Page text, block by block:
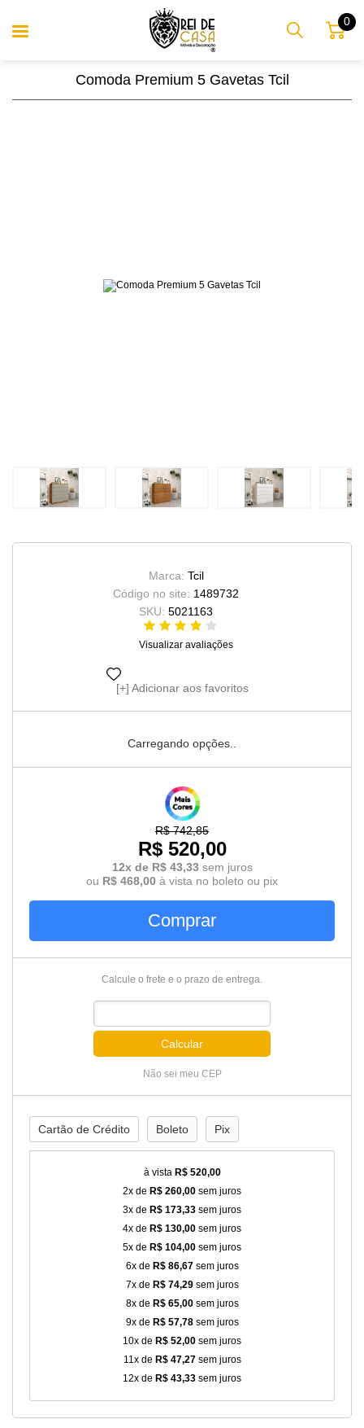
0
Comoda Premium 5 Gavetas Tcil
Marca: Tcil
Código no site: 1489732
SKU: 5021163
Visualizar avaliações
Adicionar aos favoritos
Carregando opções..
R$ 742,85
R$ 520,00
12x de R$ 43,33 sem juros
ou R$ 468,00 à vista no boleto ou pix
Comprar
Calcule o frete e o prazo de entrega.
Calcular
Não sei meu CEP
Cartão de Crédito Boleto Pix
à vista R$ 520,00
2x de R$ 260,00 sem juros
3x de R$ 173,33 sem juros
4x de R$ 130,00 sem juros
5x de R$ 104,00 sem juros
6x de R$ 86,67sem juros
7x de R$ 74,29sem juros
8x de R$ 65,00sem juros
9x de R$ 57,78sem juros
10x de R$ 52,00 sem juros
11x de R$ 47,27sem juros
12x de R$ 43,33 sem juros